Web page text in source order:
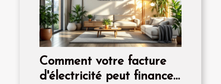
Comment votre facture
d'électricité peut financer